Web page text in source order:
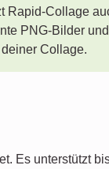
Rapid-Collage
PNG-Bilder
Collage.
Es unterstützt